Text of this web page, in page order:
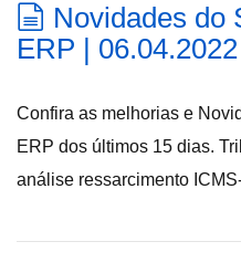
Novidades do
ERP | 06.04.2022
Confira as melhorias e
ERP dos últimos 15 dias.
análise ressarcimento